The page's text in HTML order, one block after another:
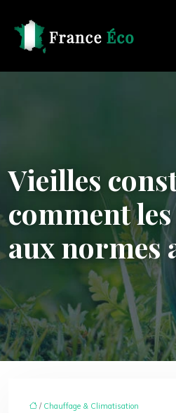
Vieilles
comment
aux normes
/ Chauffage & Climatisation